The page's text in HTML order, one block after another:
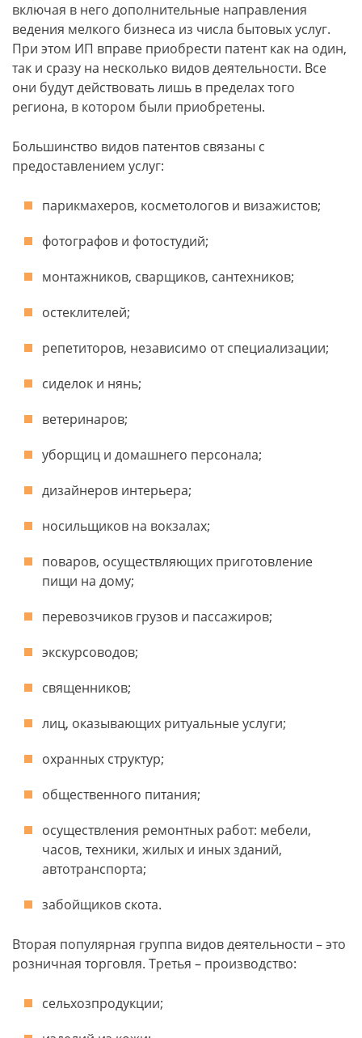
включая в него дополнительные направления
ведения мелкого бизнеса из числа бытовых услуг.
При этом ИП вправе приобрести патент как на один,
так и сразу на несколько видов деятельности. Все
они будут действовать лишь в пределах того
региона, в котором были приобретены.
Большинство видов патентов связаны с
предоставлением услуг:
парикмахеров, косметологов и визажистов;
фотографов и фотостудий;
монтажников, сварщиков, сантехников;
остеклителей;
репетиторов, независимо от специализации;
сиделок и нянь;
ветеринаров;
уборщиц и домашнего персонала;
дизайнеров интерьера;
носильщиков на вокзалах;
поваров, осуществляющих приготовление
пищи на дому;
перевозчиков грузов и пассажиров;
экскурсоводов;
священников;
лиц, оказывающих ритуальные услуги;
охранных структур;
общественного питания;
осуществления ремонтных работ: мебели,
часов, техники, жилых и иных зданий,
автотранспорта;
забойщиков скота.
Вторая популярная группа видов деятельности – это
розничная торговля. Третья – производство:
сельхозпродукции;